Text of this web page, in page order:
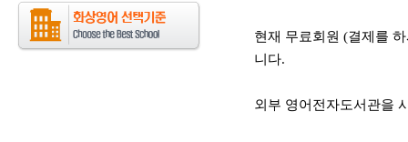
현재 무료회원 (결제를
니다.
외부 영어전자도서관을